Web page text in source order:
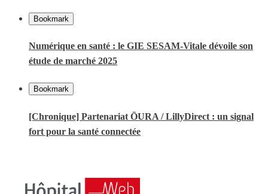
Bookmark
Numérique en santé : le GIE SESAM-Vitale dévoile son
étude de marché 2025
Bookmark
[Chronique] Partenariat ŌURA / LillyDirect : un signal
fort pour la santé connectée